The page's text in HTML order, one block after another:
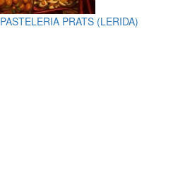
PASTELERIA PRATS (LERIDA)